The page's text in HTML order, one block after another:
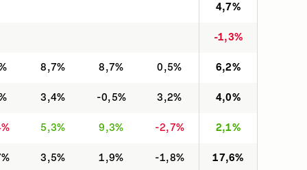
4,7%
-1,3%
8,7% 8,7% 0,5% 6,2%
3,4% -0,5% 3,2% 4,0%
5,3% 9,3% -2,7% 2,1%
3,5% 1,9% -1,8% 17,6%